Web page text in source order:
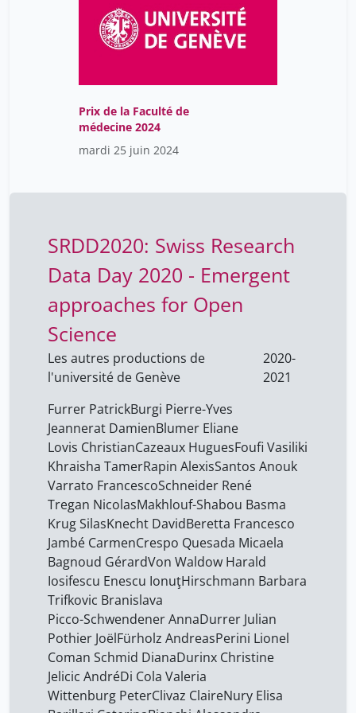
Gurary Samuel
Herrmann François
Hrvoje JAMBREC
Hugues Stéphanie
Imantayev Nurgeldi
Jackson Yves 1
Jambé Carmen 34
Jeannerat Damien 34
Jelicic André
Khalidy Jad
Khalidy Nadim 1
Khraisha Tamer 34
Kline Kimberly
Knecht David 34
Kobeissi Saadallah 1
Krug Silas
Laforì Andreina 1
Loumé Alexandre 1
Lovis Christian 34
Ly Lucie
Makhlouf-Shabou Basma
Marazza Suzanna 34
McGovern Nancy
Prix de la Faculté de
médecine 2024
mardi 25 juin 2024
SRDD2020: Swiss Research
Data Day 2020 - Emergent
approaches for Open
Science
Les autres productions de
l'université de Genève
2020-
2021
Furrer PatrickBurgi Pierre-Yves
Jeannerat DamienBlumer Eliane
Lovis ChristianCazeaux HuguesFoufi Vasiliki
Khraisha TamerRapin AlexisSantos Anouk
Varrato FrancescoSchneider René
Tregan NicolasMakhlouf-Shabou Basma
Krug SilasKnecht DavidBeretta Francesco
Jambé CarmenCrespo Quesada Micaela
Bagnoud GérardVon Waldow Harald
Iosifescu Enescu IonuţHirschmann Barbara
Trifkovic Branislava
Picco-Schwendener AnnaDurrer Julian
Pothier JoëlFürholz AndreasPerini Lionel
Coman Schmid DianaDurinx Christine
Jelicic AndréDi Cola Valeria
Wittenburg PeterClivaz ClaireNury Elisa